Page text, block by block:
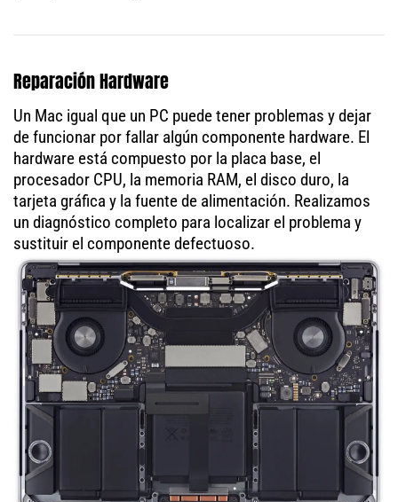
Reparación Hardware
Un Mac igual que un PC puede tener problemas y dejar
de funcionar por fallar algún componente hardware. El
hardware está compuesto por la placa base, el
procesador CPU, la memoria RAM, el disco duro, la
tarjeta gráfica y la fuente de alimentación. Realizamos
un diagnóstico completo para localizar el problema y
sustituir el componente defectuoso.